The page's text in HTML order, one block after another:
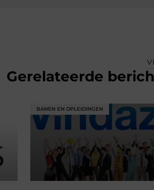
Gerelateerde
BANEN EN OPLEIDINGEN